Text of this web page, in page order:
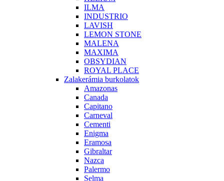
ILMA
INDUSTRIO
LAVISH
LEMON STONE
MALENA
MAXIMA
OBSYDIAN
ROYAL PLACE
Zalakerámia burkolatok
Amazonas
Canada
Capitano
Carneval
Cementi
Enigma
Eramosa
Gibraltar
Nazca
Palermo
Selma